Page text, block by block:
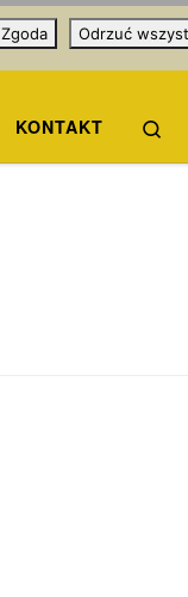
KONTAKT
Zgoda Odrzuć